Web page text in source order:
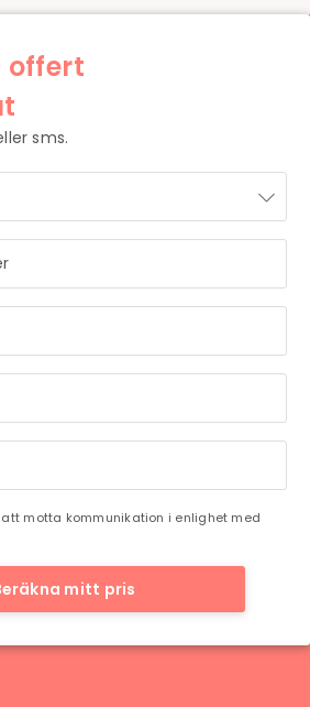
STRÅLANDE!
och vi återkommer till dig
vi har möjlighet.
offert
sms.
motta kommunikation i enlighet med
mitt pris